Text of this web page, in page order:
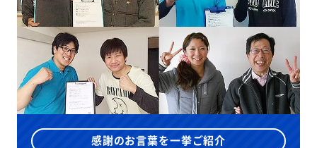
感謝のお言葉を一挙ご紹介